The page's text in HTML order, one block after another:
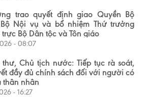
trao quyết định giao Quyền Bộ
Nội vụ và bổ nhiệm Thứ trưởng
Bộ Dân tộc và Tôn giáo
- 08:07
thư, Chủ tịch nước: Tiếp tục rà soát,
đầy đủ chính sách đối với người có
thân nhân
- 16:27